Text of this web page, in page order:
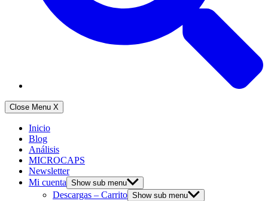
Close Menu X
Inicio
Blog
Análisis
MICROCAPS
Newsletter
Mi cuenta Show sub menu
Descargas – Carrito Show sub menu